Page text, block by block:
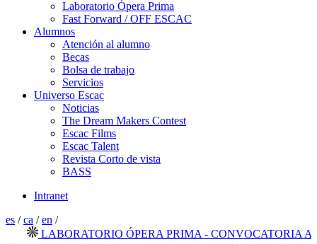
Laboratorio Ópera Prima
Fast Forward / OFF ESCAC
Alumnos
Atención al alumno
Becas
Bolsa de trabajo
Servicios
Universo Escac
Noticias
The Dream Makers Contest
Escac Films
Escac Talent
Revista Corto de vista
BASS
Intranet
es /ca /en /
LABORATORIO ÓPERA PRIMA - CONVOCATORIA